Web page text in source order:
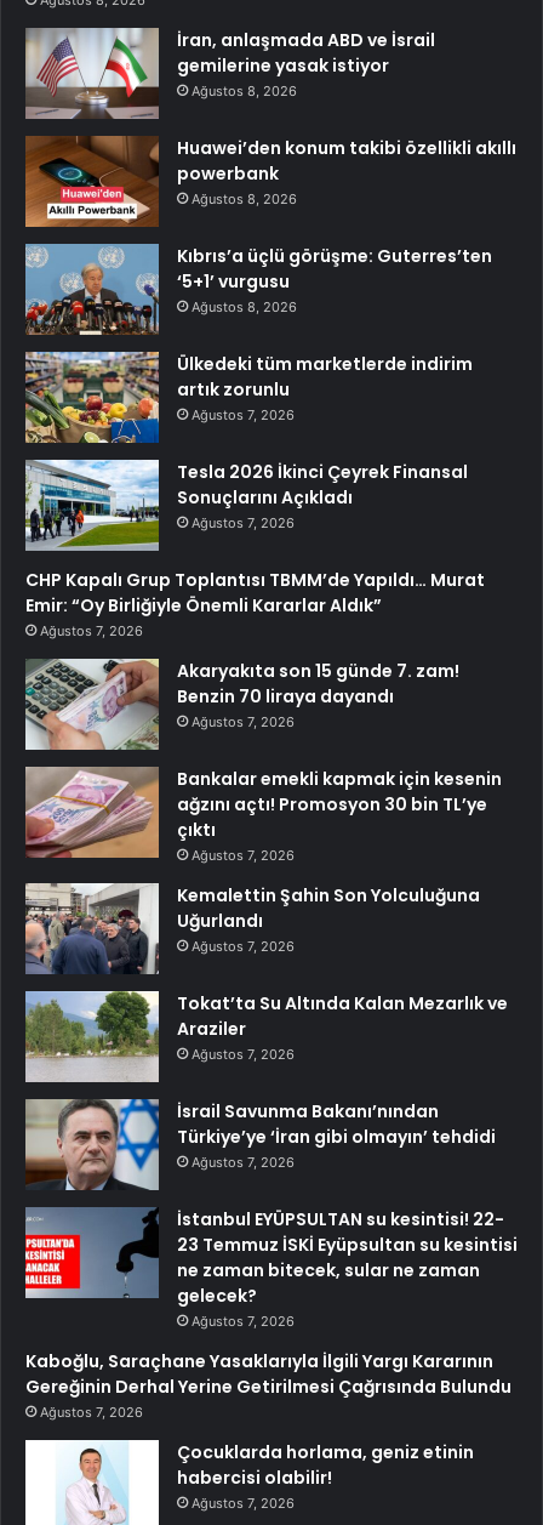
İran, anlaşmada ABD ve İsrail
gemilerine yasak istiyor
Ağustos 8, 2026
Huawei’den konum takibi özellikli akıllı
powerbank
Ağustos 8, 2026
Kıbrıs’a üçlü görüşme: Guterres’ten
‘5+1’ vurgusu
Ağustos 8, 2026
Ülkedeki tüm marketlerde indirim
artık zorunlu
Ağustos 7, 2026
Tesla 2026 İkinci Çeyrek Finansal
Sonuçlarını Açıkladı
Ağustos 7, 2026
CHP Kapalı Grup Toplantısı TBMM’de Yapıldı… Murat
Emir: “Oy Birliğiyle Önemli Kararlar Aldık”
Ağustos 7, 2026
Akaryakıta son 15 günde 7. zam!
Benzin 70 liraya dayandı
Ağustos 7, 2026
Bankalar emekli kapmak için kesenin
ağzını açtı! Promosyon 30 bin TL’ye
çıktı
Ağustos 7, 2026
Kemalettin Şahin Son Yolculuğuna
Uğurlandı
Ağustos 7, 2026
Tokat’ta Su Altında Kalan Mezarlık ve
Araziler
Ağustos 7, 2026
İsrail Savunma Bakanı’nından
Türkiye’ye ‘İran gibi olmayın’ tehdidi
Ağustos 7, 2026
İstanbul EYÜPSULTAN su kesintisi! 22-
23 Temmuz İSKİ Eyüpsultan su kesintisi
ne zaman bitecek, sular ne zaman
gelecek?
Ağustos 7, 2026
Kaboğlu, Saraçhane Yasaklarıyla İlgili Yargı Kararının
Gereğinin Derhal Yerine Getirilmesi Çağrısında Bulundu
Ağustos 7, 2026
Çocuklarda horlama, geniz etinin
habercisi olabilir!
Ağustos 7, 2026